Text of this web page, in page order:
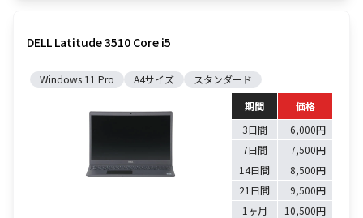
DELL Latitude 3510 Core i5
Windows 11 Pro A4サイズ
スタンダード
期間
価格
3日間
6,000円
7日間
7,500円
14日間
8,500円
21日間
9,500円
1ヶ月
10,500円